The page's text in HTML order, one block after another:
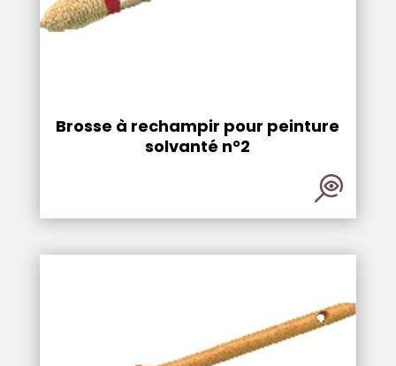
Brosse à rechampir pour peinture
solvanté n°2